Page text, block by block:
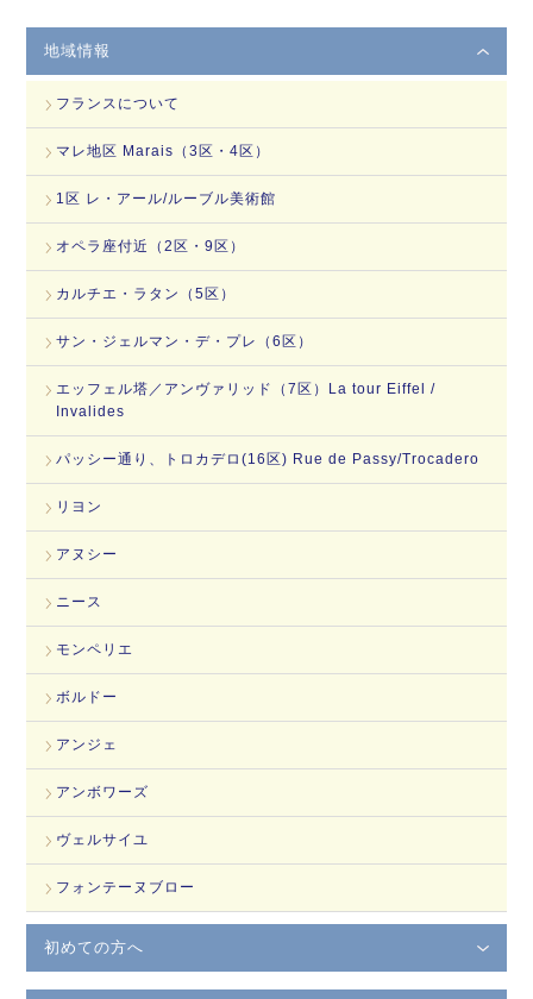
地域情報
フランスについて
マレ地区 Marais（3区・4区）
1区 レ・アール/ルーブル美術館
オペラ座付近（2区・9区）
カルチエ・ラタン（5区）
サン・ジェルマン・デ・プレ（6区）
エッフェル塔／アンヴァリッド（7区）La tour Eiffel /
Invalides
パッシー通り、トロカデロ(16区) Rue de Passy/Trocadero
リヨン
アヌシー
ニース
モンペリエ
ボルドー
アンジェ
アンボワーズ
ヴェルサイユ
フォンテーヌブロー
初めての方へ